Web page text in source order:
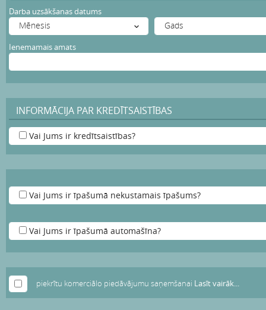
Darba uzsākšanas datums
Ienemamais amats
INFORMĀCIJA PAR KREDĪTSAISTĪBAS
Vai Jums ir kredītsaistības?
Vai Jums ir īpašumā nekustamais īpašums?
Vai Jums ir īpašumā automašīna?
piekrītu komerciālo piedāvājumu saņemšanai Lasīt vairāk...